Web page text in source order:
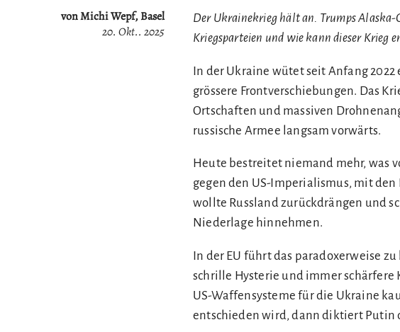
von Michi Wepf, Basel
20. Okt.. 2025
Der Ukrainekrieg hält an. Trumps Alaska-
Kriegsparteien und wie kann dieser Krieg
In der Ukraine wütet seit Anfang
grössere Frontverschiebungen. Das
Ortschaften und massiven
russische Armee langsam vorwärts.
Heute bestreitet niemand mehr, was
gegen den US-Imperialismus, mit
wollte Russland zurückdrängen und
Niederlage hinnehmen.
In der EU führt das paradoxerweise
schrille Hysterie und immer schärfere
US-Waffensysteme für die Ukraine
entschieden wird, dann diktiert Putin